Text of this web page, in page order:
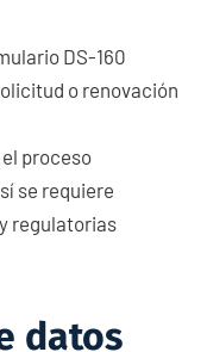
DS-160
o renovación
proceso
se requiere
regulatorias
datos